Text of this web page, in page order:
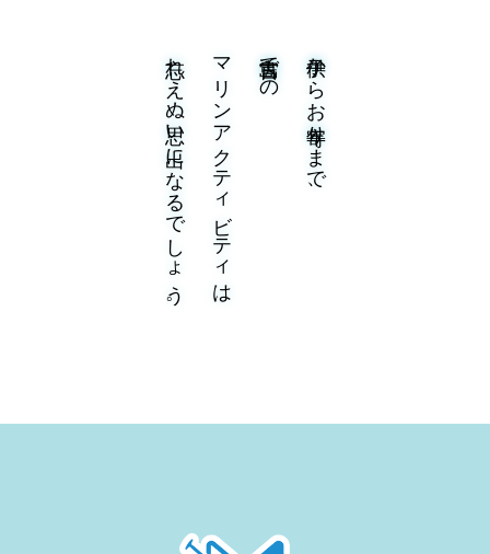
子供からお年寄りまで、
宮古島での
マリンアクティビティは
忘れえぬ思い出になるでしょう。